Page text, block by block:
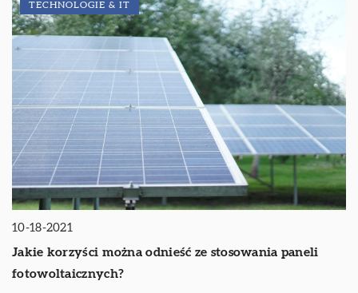
TECHNOLOGIE & IT
10-18-2021
Jakie korzyści można odnieść ze stosowania paneli
fotowoltaicznych?